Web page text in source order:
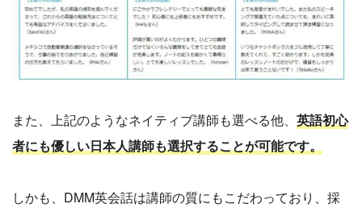
また、上記のようなネイティブ講師も選べる他、 英語初心
者にも優しい日本人講師も選択することが可能です。
しかも、DMM英会話は講師の質にもこだわっており、採